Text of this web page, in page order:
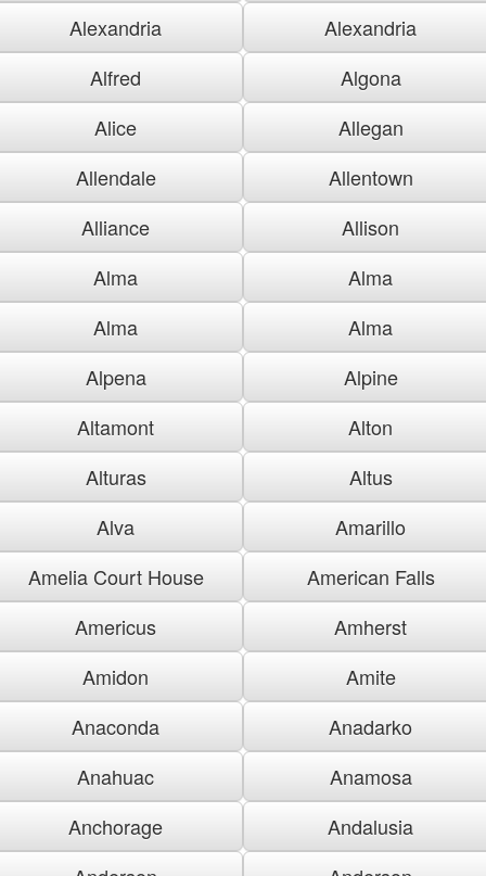
Alexandria
Alexandria
Alfred
Algona
Alice
Allegan
Allendale
Allentown
Alliance
Allison
Alma
Alma
Alma
Alma
Alpena
Alpine
Altamont
Alton
Alturas
Altus
Alva
Amarillo
Amelia Court House
American Falls
Americus
Amherst
Amidon
Amite
Anaconda
Anadarko
Anahuac
Anamosa
Anchorage
Andalusia